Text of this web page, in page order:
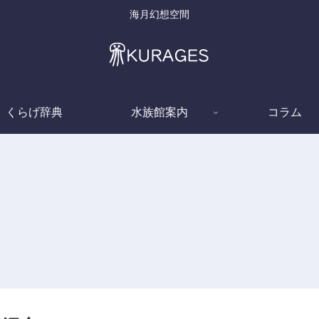
海月幻想空間
くらげ辞典 水族館案内 コラム